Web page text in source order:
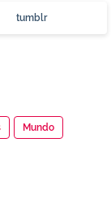
tumblr
Mundo